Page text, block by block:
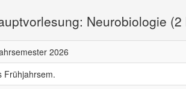
Neurobiologie (2
2026
Frühjahrsem.